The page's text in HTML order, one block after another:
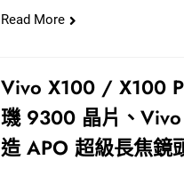
Read More
Vivo X100 / X100
璣 9300 晶片、
造 APO 超級長焦鏡